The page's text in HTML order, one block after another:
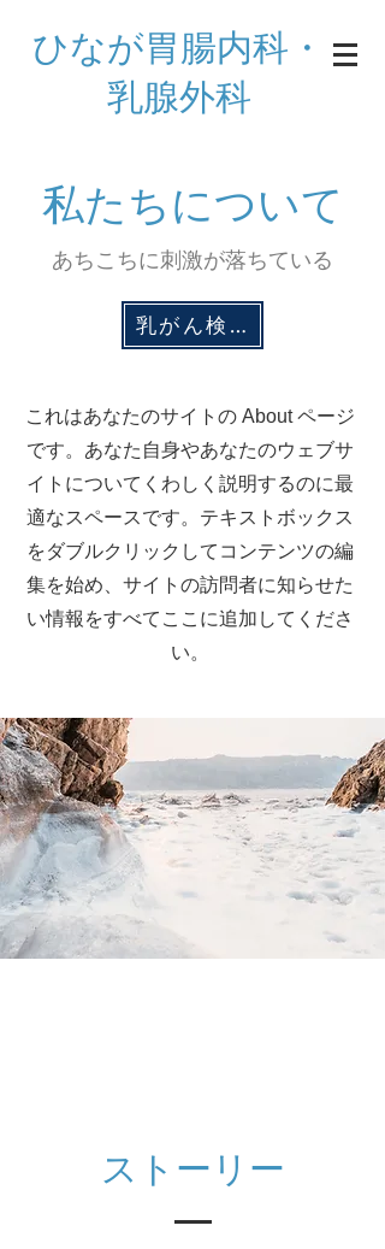
ひなが胃腸内科・
乳腺外科
私たちについて
あちこちに刺激が落ちている
乳がん検診問診
これはあなたのサイトの About ページ
です。あなた自身やあなたのウェブサ
イトについてくわしく説明するのに最
適なスペースです。テキストボックス
をダブルクリックしてコンテンツの編
集を始め、サイトの訪問者に知らせた
い情報をすべてここに追加してくださ
い。
ストーリー